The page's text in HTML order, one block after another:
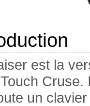
est la
un